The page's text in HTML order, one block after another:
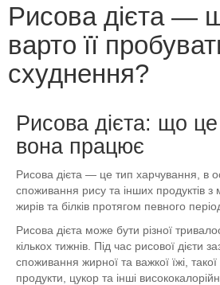
Рисова дієта —
варто її
схуднення?
Рисова дієта: що це
вона працює
Рисова дієта — це тип харчування, в
споживання рису та інших продуктів з
жирів та білків протягом певного
Рисова дієта може бути різної
кількох тижнів. Під час рисової дієти
споживання жирної та важкої їжі,
продукти, цукор та інші